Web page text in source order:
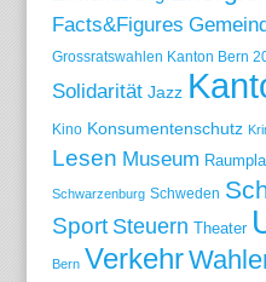
Facts&Figures
Grossratswahlen Kanton Bern
Solidarität Jazz
Kino Konsumentenschutz
Lesen Museum
Schwarzenburg Schweden
Sport Steuern Theater
Bern Verkehr